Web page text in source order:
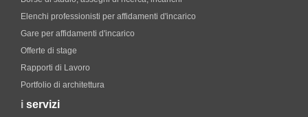
Elenchi professionisti per affidamenti d'incarico
Gare per affidamenti d'incarico
Offerte di stage
Rapporti di Lavoro
Portfolio di architettura
i servizi